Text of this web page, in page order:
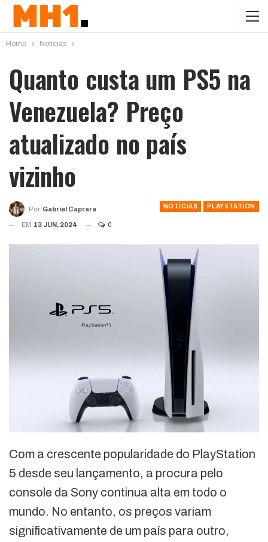
Home Notícias
Quanto custa um PS5 na
Venezuela? Preço
atualizado no país
vizinho
NOTÍCIAS PLAYSTATION
Por Gabriel Caprara
EM 13 JUN, 2024 0
Com a crescente popularidade do PlayStation
5 desde seu lançamento, a procura pelo
console da Sony continua alta em todo o
mundo. No entanto, os preços variam
significativamente de um país para outro,